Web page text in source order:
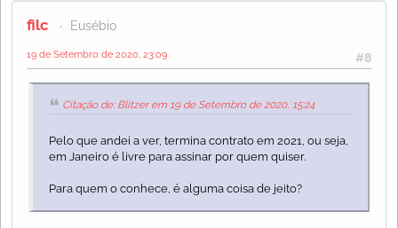
filc Eusébio
#8
19 de Setembro de 2020, 23:09
Citação de: Blitzer em 19 de Setembro de 2020, 15:24
Pelo que andei a ver, termina contrato em 2021, ou seja,
em Janeiro é livre para assinar por quem quiser.
Para quem o conhece, é alguma coisa de jeito?